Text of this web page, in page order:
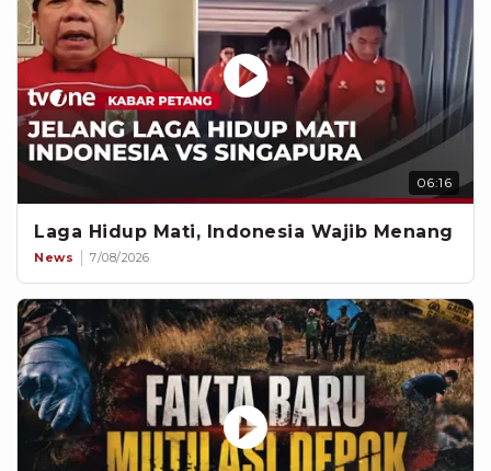
06:16
Laga Hidup Mati, Indonesia Wajib Menang
News 7/08/2026